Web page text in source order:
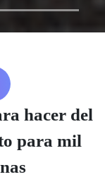
hacer del
para mil